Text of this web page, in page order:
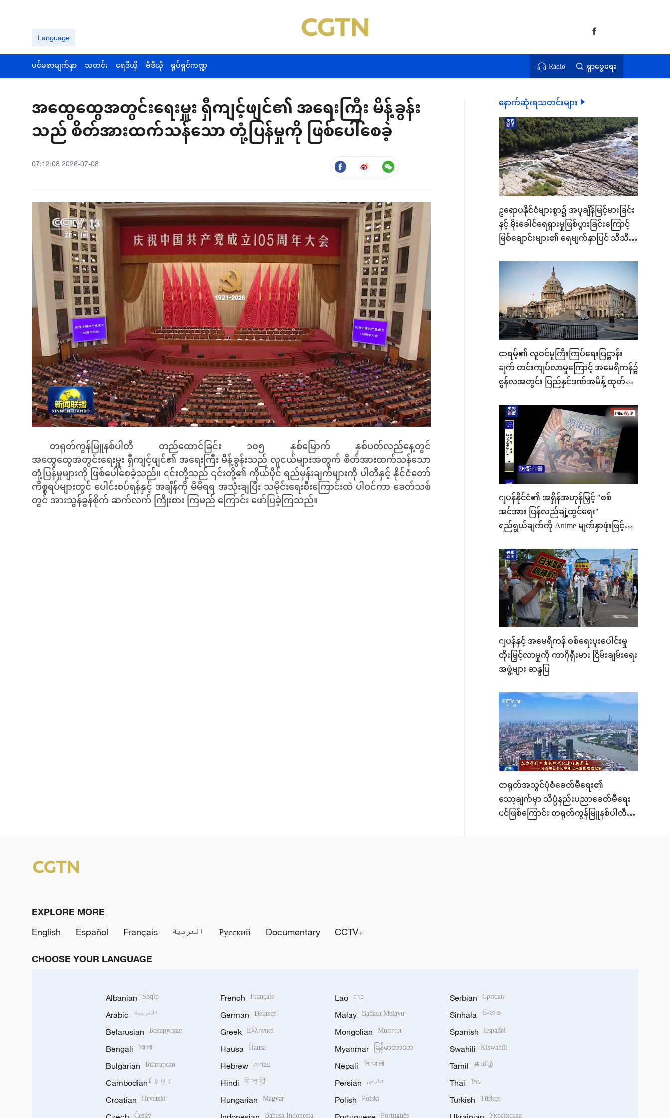
Language
ပင်မစာမျက်နှာ သတင်း ရေဒီယို ဗီဒီယို ရုပ်ရှင်ကဏ္ဍ Radio ရှာဖွေရေး
အထွေထွေအတွင်းရေးမှူး ရှီကျင့်ဖျင်၏ အရေးကြီး မိန့်ခွန်း
သည် စိတ်အားထက်သန်သော တုံ့ပြန်မှုကို ဖြစ်ပေါ်စေခဲ့
07:12:08 2026-07-08
တရုတ်ကွန်မြူနစ်ပါတီ တည်ထောင်ခြင်း ၁၀၅ နှစ်မြောက် နှစ်ပတ်လည်နေ့တွင်
အထွေထွေအတွင်းရေးမှူး ရှီကျင့်ဖျင်၏ အရေးကြီး မိန့်ခွန်းသည် လူငယ်များအတွက် စိတ်အားထက်သန်သော
တုံ့ပြန်မှုများကို ဖြစ်ပေါ်စေခဲ့သည်။ ၎င်းတို့သည် ၎င်းတို့၏ ကိုယ်ပိုင် ရည်မှန်းချက်များကို ပါတီနှင့် နိုင်ငံတော်
ကိစ္စရပ်များတွင် ပေါင်းစပ်ရန်နှင့် အချိန်ကို မိမိရရ အသုံးချပြီး သမိုင်းရေးစီးကြောင်းထဲ ပါဝင်ကာ ခေတ်သစ်
တွင် အားသွန်ခွန်စိုက် ဆက်လက် ကြိုးစား ကြမည် ကြောင်း ဖော်ပြခဲ့ကြသည်။
နောက်ဆုံးရသတင်းများ
ဥရောပနိုင်ငံများစွာ၌ အပူချိန်မြင့်မားခြင်း
နှင့် မိုးခေါင်ရေရှားမှုဖြစ်ပွားခြင်းကြောင့်
မြစ်ချောင်းများ၏ ရေမျက်နှာပြင် သိသိ
ထရမ့်၏ လူဝင်မှုကြီးကြပ်ရေးပြဋ္ဌာန်း
ချက် တင်းကျပ်လာမှုကြောင့် အမေရိကန်၌
ဇွန်လအတွင်း ပြည်နှင်ဒဏ်အမိန့် ထုတ်ပြန်
ဂျပန်နိုင်ငံ၏ အရှိန်အဟုန်မြှင့် "စစ်
အင်အား ပြန်လည်ချဲ့ထွင်ရေး"
ရည်ရွယ်ချက်ကို Anime မျက်နှာဖုံးဖြင့်
ဂျပန်နှင့် အမေရိကန် စစ်ရေးပူးပေါင်းမှု
တိုးမြှင့်လာမှုကို ကာဂိုရှီးမား ငြိမ်းချမ်းရေး
အဖွဲ့များ ဆန္ဒပြ
တရုတ်အသွင်ပုံစံခေတ်မီရေး၏
သော့ချက်မှာ သိပ္ပံနည်းပညာခေတ်မီရေး
ပင်ဖြစ်ကြောင်း တရုတ်ကွန်မြူနစ်ပါတီ
EXPLORE MORE
English
Español Français العربية Русский Documentary CCTV+
CHOOSE YOUR LANGUAGE
Albanian Shqip
Arabic العربية
Belarusian Беларуская
Bengali বাংলা
Bulgarian Български
Cambodian ខ្មែរ
Croatian Hrvatski
Český
French Français
German Deutsch
Greek Ελληνικά
Hausa Hausa
Hebrew עברית
Hindi हिन्दी
Hungarian Magyar
Bahasa Indonesia
Lao ລາວ
Malay Bahasa Melayu
Mongolian Монгол
Myanmar မြန်မာဘာသာ
Nepali नेपाली
Persian فارسی
Polish Polski
Português
Serbian Српски
Sinhala සිංහල
Spanish Español
Swahili Kiswahili
Tamil தமிழ்
Thai ไทย
Turkish Türkçe
Українська